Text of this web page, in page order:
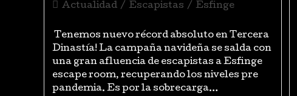
Actualidad / Escapistas / Esfinge
Tenemos nuevo récord absoluto en Tercera
Dinastía! La campaña navideña se salda con
una gran afluencia de escapistas a Esfinge
escape room, recuperando los niveles pre
pandemia. Es por la sobrecarga…